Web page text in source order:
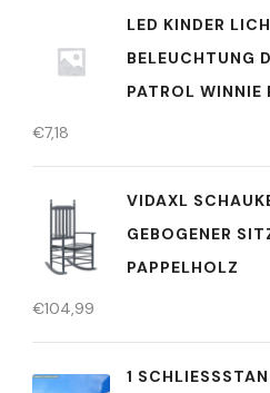
LED KINDER
BELEUCHTUNG
PATROL WINNIE
€7,18
VIDAXL
GEBOGENER
PAPPELHOLZ
€104,99
1